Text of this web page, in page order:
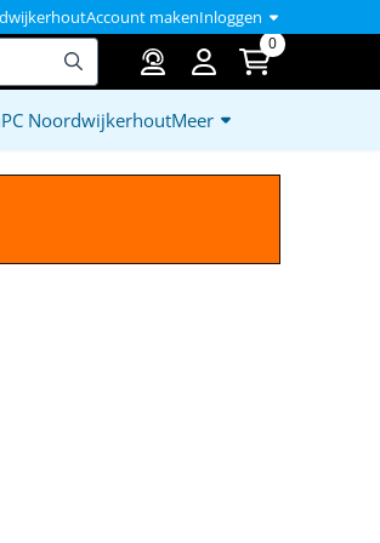
Account makenInloggen
0
NoordwijkerhoutMeer